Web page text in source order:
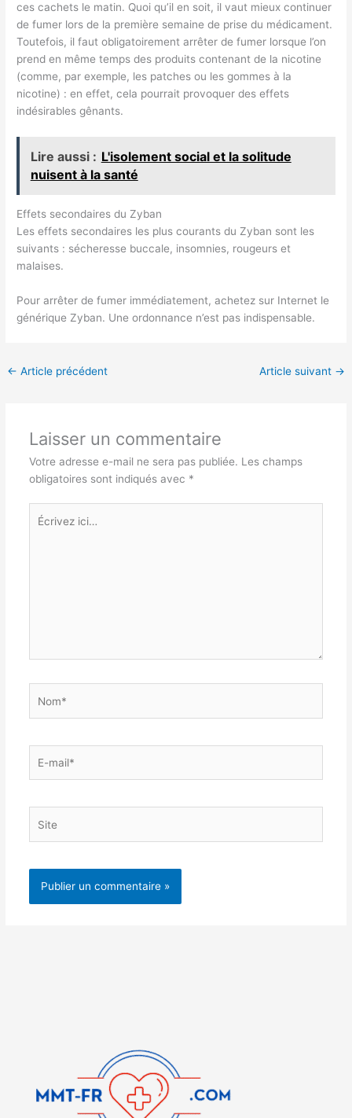
ces cachets le matin. Quoi qu’il en soit, il vaut mieux continuer
de fumer lors de la première semaine de prise du médicament.
Toutefois, il faut obligatoirement arrêter de fumer lorsque l’on
prend en même temps des produits contenant de la nicotine
(comme, par exemple, les patches ou les gommes à la
nicotine) : en effet, cela pourrait provoquer des effets
indésirables gênants.
Lire aussi : L'isolement social et la solitude
nuisent à la santé
Effets secondaires du Zyban
Les effets secondaires les plus courants du Zyban sont les
suivants : sécheresse buccale, insomnies, rougeurs et
malaises.
Pour arrêter de fumer immédiatement, achetez sur Internet le
générique Zyban. Une ordonnance n’est pas indispensable.
← Article précédent Article suivant →
Laisser un commentaire
Votre adresse e-mail ne sera pas publiée. Les champs
obligatoires sont indiqués avec *
Écrivez
ici…
mail*